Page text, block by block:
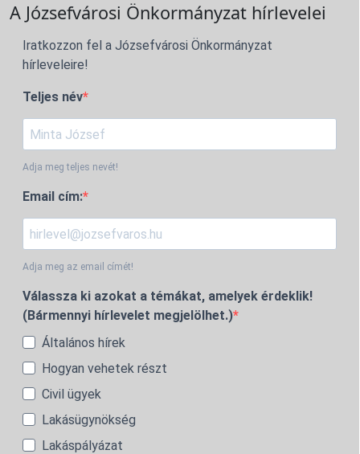
A Józsefvárosi Önkormányzat hírlevelei
Iratkozzon fel a Józsefvárosi Önkormányzat
hírleveleire!
Teljes név
Adja meg teljes nevét!
Email cím:
Adja meg az email címét!
Válassza ki azokat a témákat, amelyek érdeklik!
(Bármennyi hírlevelet megjelölhet.)
Általános hírek
Hogyan vehetek részt
Civil ügyek
Lakásügynökség
Lakáspályázat